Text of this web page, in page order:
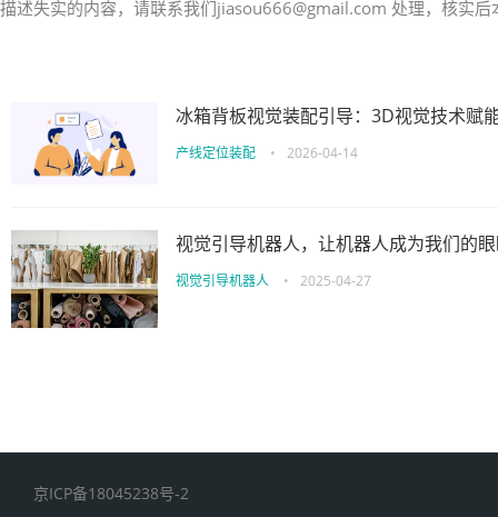
描述失实的内容，请联系我们jiasou666@gmail.com 处理，核实
冰箱背板视觉装配引导：3D视觉技术赋
产线定位装配 • 2026-04-14
视觉引导机器人，让机器人成为我们的
视觉引导机器人 • 2025-04-27
京ICP备18045238号-2